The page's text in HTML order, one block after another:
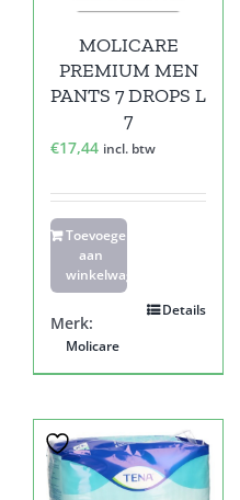
MOLICARE
PREMIUM MEN
PANTS 7 DROPS L
7
€17,44 incl. btw
Toevoegen
aan
winkelwagen
Details
Merk:
Molicare